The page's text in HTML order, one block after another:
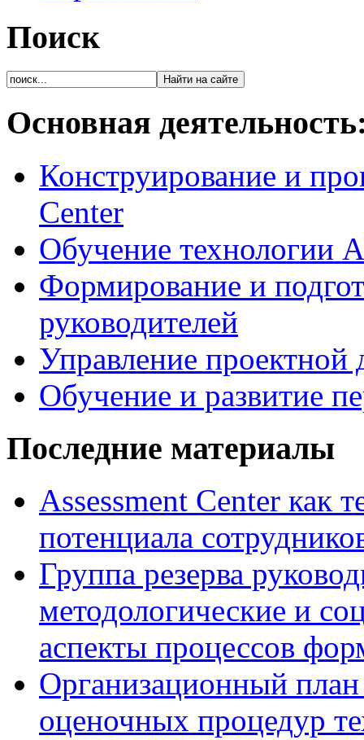
Поиск
Основная
Конструирование и
Center
Обучение технологии
Формирование и
руководителей
Управление проектной
Обучение и развитие
Последние материалы
Assessment Center как
потенциала
Группа резерва
методологические и
аспекты процессов
Организационный
оценочных процедур